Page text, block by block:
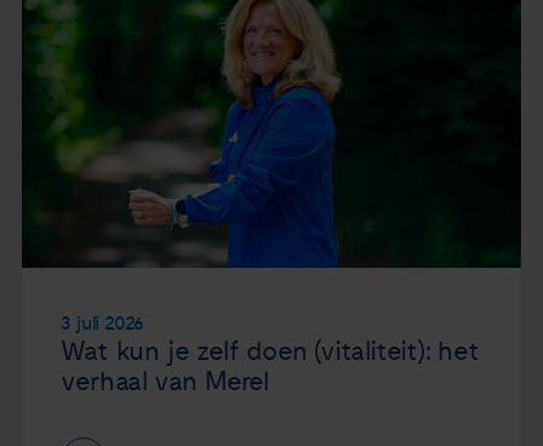
3 juli 2026
Wat kun je zelf doen (vitaliteit): het
verhaal van Merel